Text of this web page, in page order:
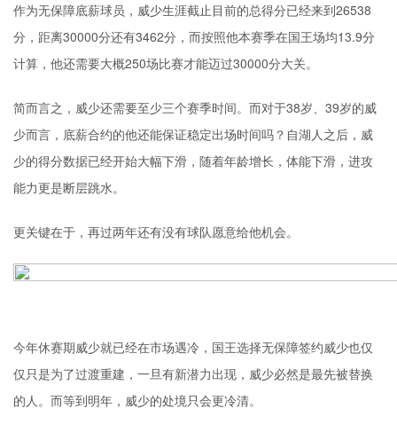
作为无保障底薪球员，威少生涯截止目前的总得分已经来到26538
分，距离30000分还有3462分，而按照他本赛季在国王场均13.9分
计算，他还需要大概250场比赛才能迈过30000分大关。
简而言之，威少还需要至少三个赛季时间。而对于38岁、39岁的威
少而言，底薪合约的他还能保证稳定出场时间吗？自湖人之后，威
少的得分数据已经开始大幅下滑，随着年龄增长，体能下滑，进攻
能力更是断层跳水。
更关键在于，再过两年还有没有球队愿意给他机会。
今年休赛期威少就已经在市场遇冷，国王选择无保障签约威少也仅
仅只是为了过渡重建，一旦有新潜力出现，威少必然是最先被替换
的人。而等到明年，威少的处境只会更冷清。